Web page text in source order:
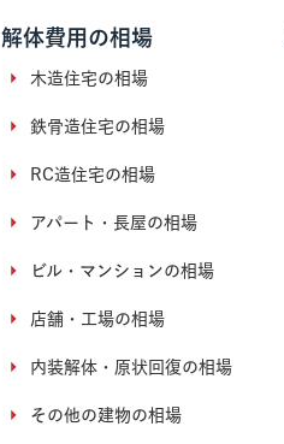
解体費用の相場
木造住宅の相場
鉄骨造住宅の相場
RC造住宅の相場
アパート・長屋の相場
ビル・マンションの相場
店舗・工場の相場
内装解体・原状回復の相場
その他の建物の相場